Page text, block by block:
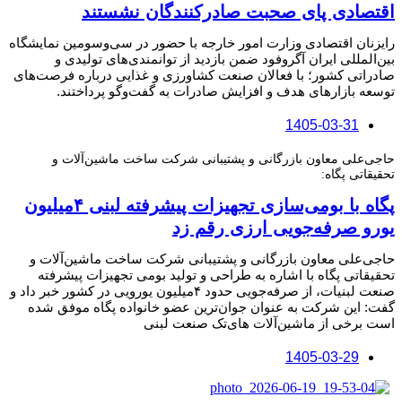
اقتصادی پای صحبت صادرکنندگان نشستند
رایزنان اقتصادی وزارت امور خارجه با حضور در سی‌وسومین نمایشگاه
بین‌المللی ایران آگروفود ضمن بازدید از توانمندی‌های تولیدی و
صادراتی کشور؛ با فعالان صنعت کشاورزی و غذایی درباره فرصت‌های
توسعه بازارهای هدف و افزایش صادرات به گفت‌وگو پرداختند.
1405-03-31
حاجی‌علی معاون بازرگانی و پشتیبانی شرکت ساخت ماشین‌آلات و
تحقیقاتی پگاه:
پگاه با بومی‌سازی تجهیزات پیشرفته لبنی ۴میلیون
یورو صرفه‌جویی ارزی رقم زد
حاجی‌علی معاون بازرگانی و پشتیبانی شرکت ساخت ماشین‌آلات و
تحقیقاتی پگاه با اشاره به طراحی و تولید بومی تجهیزات پیشرفته
صنعت لبنیات، از صرفه‌جویی حدود ۴میلیون یورویی در کشور خبر داد و
گفت: این شرکت به عنوان جوان‌ترین عضو خانواده پگاه موفق شده
است برخی از ماشین‌آلات های‌تک صنعت لبنی
1405-03-29